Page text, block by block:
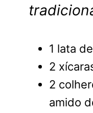
1 lata
2
2
amido